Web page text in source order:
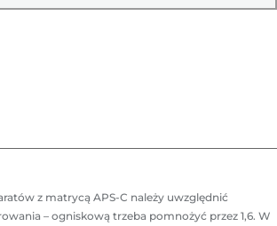
z matrycą APS-C należy uwzględnić
– ogniskową trzeba pomnożyć przez 1,6. W